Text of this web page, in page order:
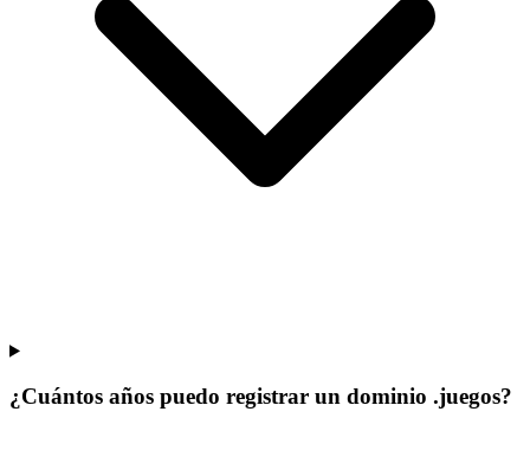
¿Cuántos años puedo registrar un dominio .juegos?